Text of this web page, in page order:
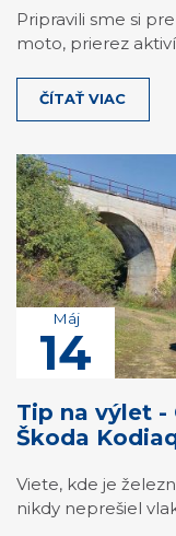
Pripravili sme si
moto, prierez
ČÍTAŤ VIAC
Máj
14
Tip na výlet -
Škoda
Viete, kde je
nikdy neprešiel